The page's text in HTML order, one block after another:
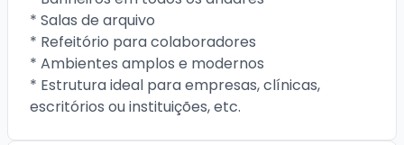
* Salas de arquivo
* Refeitório para colaboradores
* Ambientes amplos e modernos
* Estrutura ideal para empresas, clínicas,